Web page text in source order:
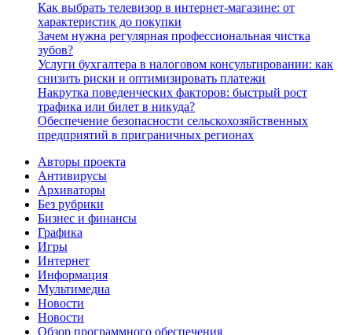
Как выбрать телевизор в интернет-магазине: от
характеристик до покупки
Зачем нужна регулярная профессиональная чистка
зубов?
Услуги бухгалтера в налоговом консультировании: как
снизить риски и оптимизировать платежи
Накрутка поведенческих факторов: быстрый рост
трафика или билет в никуда?
Обеспечение безопасности сельскохозяйственных
предприятий в приграничных регионах
Авторы проекта
Антивирусы
Архиваторы
Без рубрики
Бизнес и финансы
Графика
Игры
Интернет
Информация
Мультимедиа
Новости
Новости
Обзор программного обеспечения